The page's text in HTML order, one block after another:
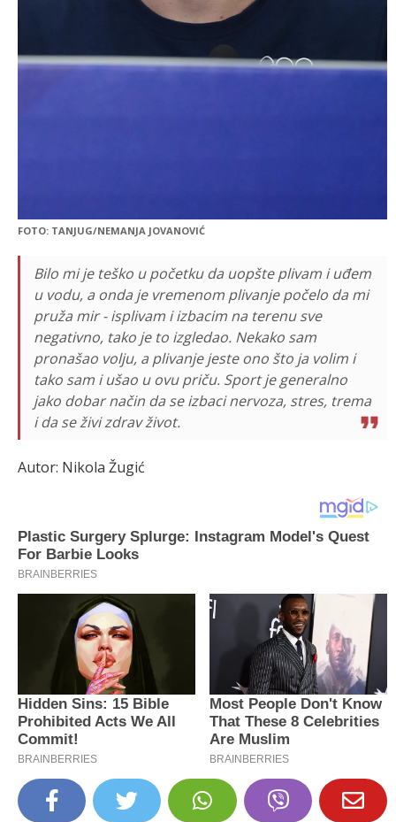
FOTO: TANJUG/NEMANJA JOVANOVIĆ
Bilo mi je teško u početku da uopšte plivam i uđem
u vodu, a onda je vremenom plivanje počelo da mi
pruža mir - isplivam i izbacim na terenu sve
negativno, tako je to izgledao. Nekako sam
pronašao volju, a plivanje jeste ono što ja volim i
tako sam i ušao u ovu priču. Sport je generalno
jako dobar način da se izbaci nervoza, stres, trema
i da se živi zdrav život.
Autor: Nikola Žugić